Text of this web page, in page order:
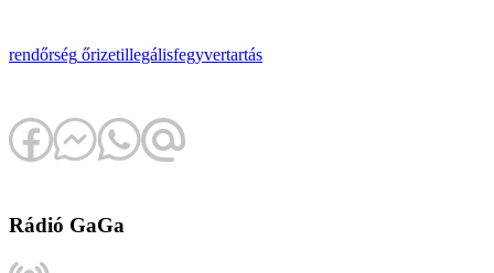
rendőrség őrizetillegálisfegyvertartás
Rádió GaGa